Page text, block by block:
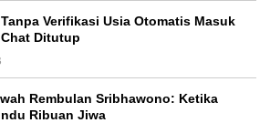
Verifikasi Usia Otomatis Masuk
Ditutup
Rembulan Sribhawono: Ketika
Ribuan Jiwa